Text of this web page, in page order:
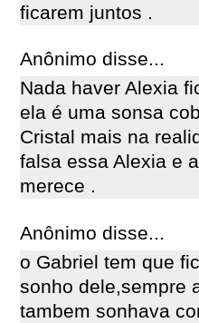
ficarem juntos .
Anônimo disse...
Nada haver Alexia
ela é uma sonsa
Cristal mais na
falsa essa Alexia e
merece .
Anônimo disse...
o Gabriel tem que
sonho dele,sempre
tambem sonhava